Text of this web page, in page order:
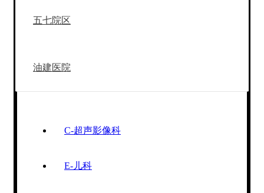
五七院区
油建医院
C-超声影像科
E-儿科